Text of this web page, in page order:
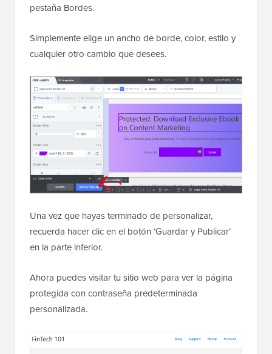
pestaña Bordes.
Simplemente elige un ancho de borde, color, estilo y
cualquier otro cambio que desees.
Una vez que hayas terminado de personalizar,
recuerda hacer clic en el botón ‘Guardar y Publicar’
en la parte inferior.
Ahora puedes visitar tu sitio web para ver la página
protegida con contraseña predeterminada
personalizada.